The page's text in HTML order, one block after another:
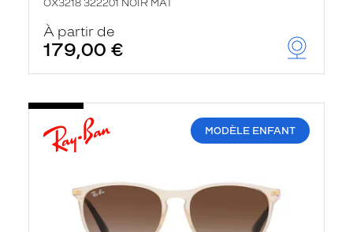
OX3218 322201 NOIR MAT
À partir de
179,00 €
MODÈLE ENFANT